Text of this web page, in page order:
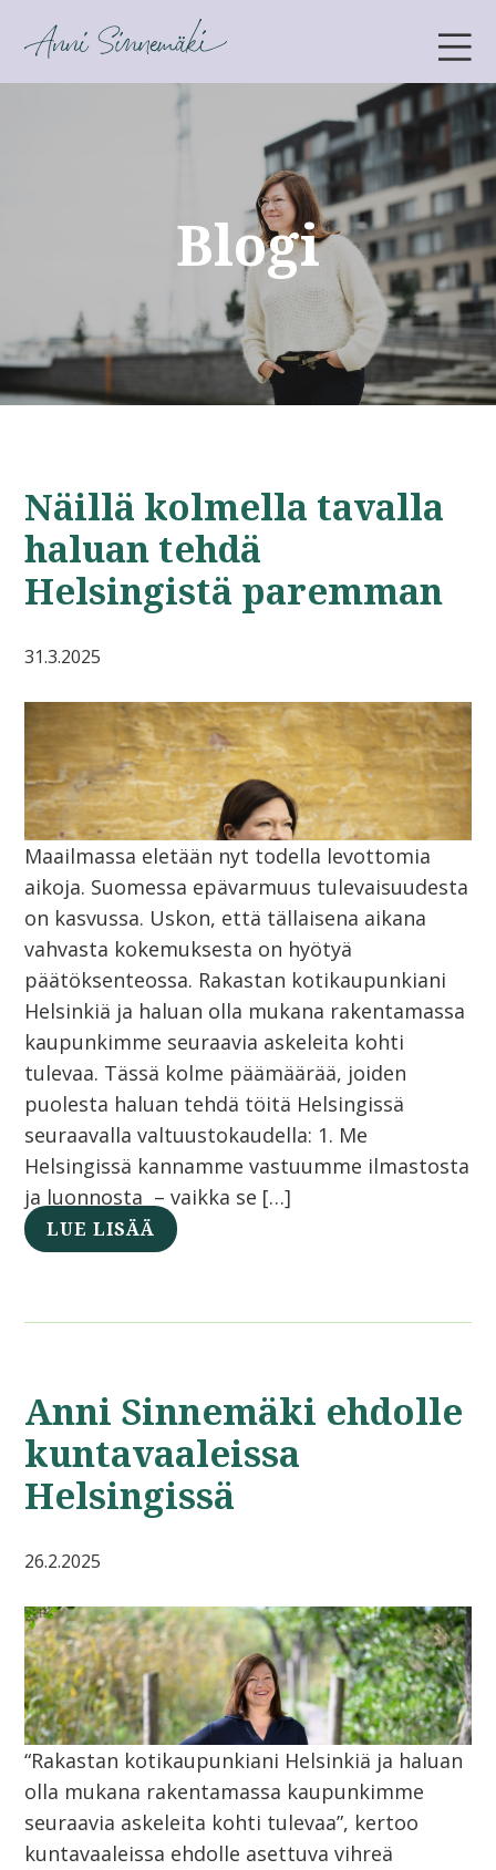
ANNI SINNEMÄKI
Blogi
Näillä kolmella tavalla
haluan tehdä
Helsingistä paremman
31.3.2025
Maailmassa eletään nyt todella levottomia
aikoja. Suomessa epävarmuus tulevaisuudesta
on kasvussa. Uskon, että tällaisena aikana
vahvasta kokemuksesta on hyötyä
päätöksenteossa. Rakastan kotikaupunkiani
Helsinkiä ja haluan olla mukana rakentamassa
kaupunkimme seuraavia askeleita kohti
tulevaa. Tässä kolme päämäärää, joiden
puolesta haluan tehdä töitä Helsingissä
seuraavalla valtuustokaudella: 1. Me
Helsingissä kannamme vastuumme ilmastosta
ja luonnosta – vaikka se […]
LUE LISÄÄ
Anni Sinnemäki ehdolle
kuntavaaleissa
Helsingissä
26.2.2025
“Rakastan kotikaupunkiani Helsinkiä ja haluan
olla mukana rakentamassa kaupunkimme
seuraavia askeleita kohti tulevaa”, kertoo
kuntavaaleissa ehdolle asettuva vihreä